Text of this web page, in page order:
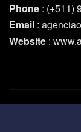
Phone : (+511)
Email :
Website :